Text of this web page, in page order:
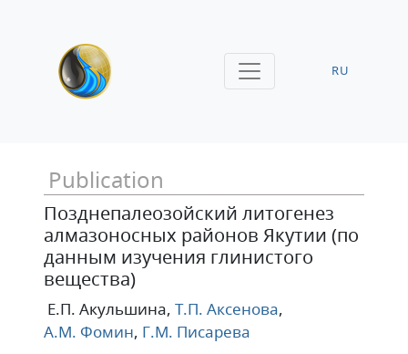
RU
Publication
Позднепалеозойский литогенез
алмазоносных районов Якутии (по
данным изучения глинистого
вещества)
Е.П. Акульшина, Т.П. Аксенова,
А.М. Фомин, Г.М. Писарева